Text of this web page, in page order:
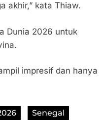
akhir,” kata Thiaw.
Dunia 2026 untuk
impresif dan hanya
Senegal